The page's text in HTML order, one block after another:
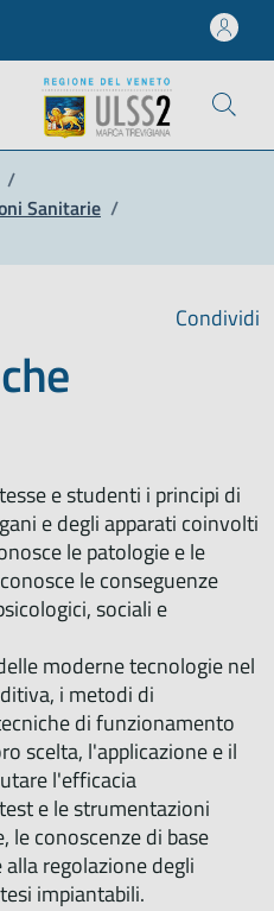
/
Sanitarie /
Condividi
e studenti i principi di
e degli apparati coinvolti
le patologie e le
le conseguenze
sociali e
moderne tecnologie nel
i metodi di
di funzionamento
scelta, l'applicazione e il
l'efficacia
e le strumentazioni
le conoscenze di base
regolazione degli
impiantabili.